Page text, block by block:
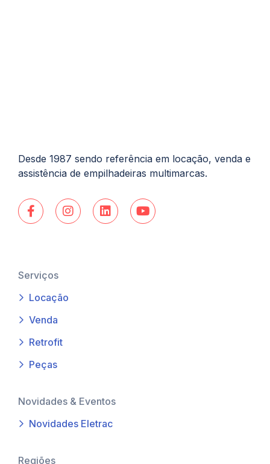
Desde 1987 sendo referência em locação, venda e
assistência de empilhadeiras multimarcas.
Serviços
Locação
Venda
Retrofit
Peças
Novidades & Eventos
Novidades Eletrac
Regiões